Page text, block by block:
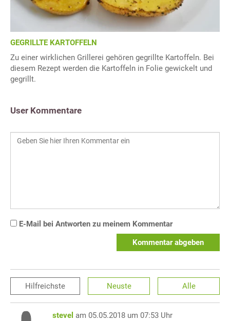
GEGRILLTE KARTOFFELN
Zu einer wirklichen Grillerei gehören gegrillte Kartoffeln. Bei
diesem Rezept werden die Kartoffeln in Folie gewickelt und
gegrillt.
User Kommentare
E-Mail bei Antworten zu meinem Kommentar
Kommentar abgeben
Hilfreichste Neuste Alle
stevel am 05.05.2018 um 07:53 Uhr